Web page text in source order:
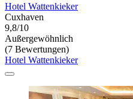
Hotel Wattenkieker
Cuxhaven
9,8/10
Außergewöhnlich
(7 Bewertungen)
Hotel Wattenkieker